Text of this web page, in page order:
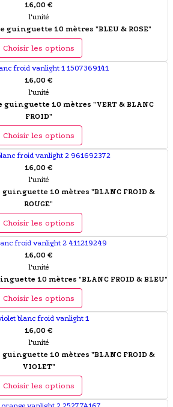
16,00 €
l'unité
10 mètres "BLEU & ROSE"
Choisir les options
16,00 €
l'unité
10 mètres "VERT & BLANC
FROID"
Choisir les options
16,00 €
l'unité
10 mètres "BLANC FROID &
ROUGE"
Choisir les options
16,00 €
l'unité
10 mètres "BLANC FROID & BLEU"
Choisir les options
16,00 €
l'unité
10 mètres "BLANC FROID &
VIOLET"
Choisir les options